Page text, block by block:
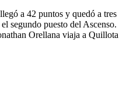
a 42 puntos y quedó a tres
segundo puesto del Ascenso.
Orellana viaja a Quillota